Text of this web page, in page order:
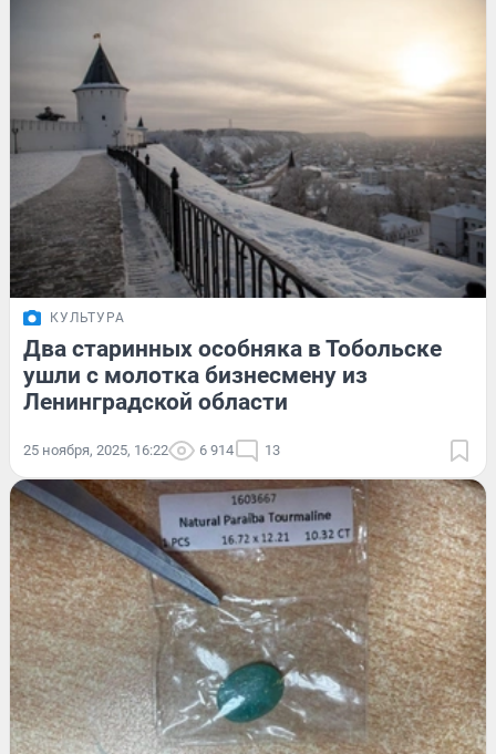
КУЛЬТУРА
Два старинных особняка в Тобольске
ушли с молотка бизнесмену из
Ленинградской области
25 ноября, 2025, 16:22 6 914 13